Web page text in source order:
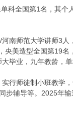
科全国第1名，其个
南师范大学讲师3
美造型全国第19
毕业，九年教龄，单
实行师徒制小班教学
辅导等。2025年